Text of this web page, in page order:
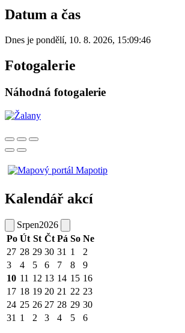
Datum a čas
Dnes je pondělí, 10. 8. 2026, 15:09:46
Fotogalerie
Náhodná fotogalerie
Kalendář akcí
Srpen2026
Po Út St Čt Pá So Ne
27 28 29 30 31 1
2
3
4 5 6 7 8
9
10 11 12 13 14 15 16
17 18 19 20 21 22 23
24 25 26 27 28 29 30
31 1 2 3 4 5 6